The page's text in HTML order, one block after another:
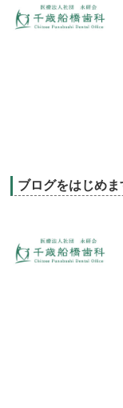
ブログをはじめま